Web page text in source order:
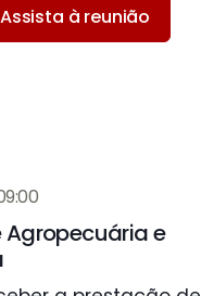
Assista à reunião
e